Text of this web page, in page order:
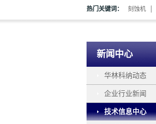
热门关键词： 刻蚀机
新闻中心
华林科纳动态
企业行业新闻
技术信息中心